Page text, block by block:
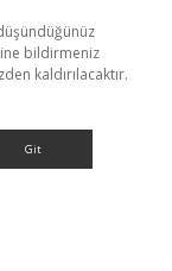
bildirmeniz
kaldırılacaktır.